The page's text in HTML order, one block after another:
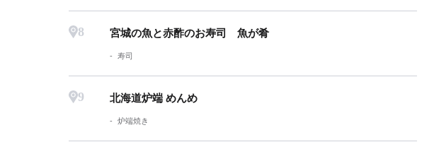
8 宮城の魚と赤酢のお寿司 魚が肴
寿司
9 北海道炉端 めんめ
炉端焼き